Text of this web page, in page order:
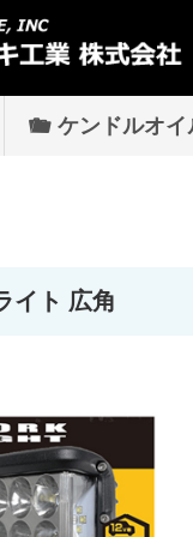
ケンドルオイ
イト 広角